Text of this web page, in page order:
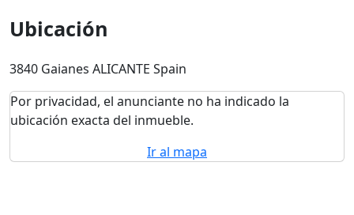
Ubicación
3840 Gaianes ALICANTE Spain
Por privacidad, el anunciante no ha indicado la
ubicación exacta del inmueble.
Ir al mapa